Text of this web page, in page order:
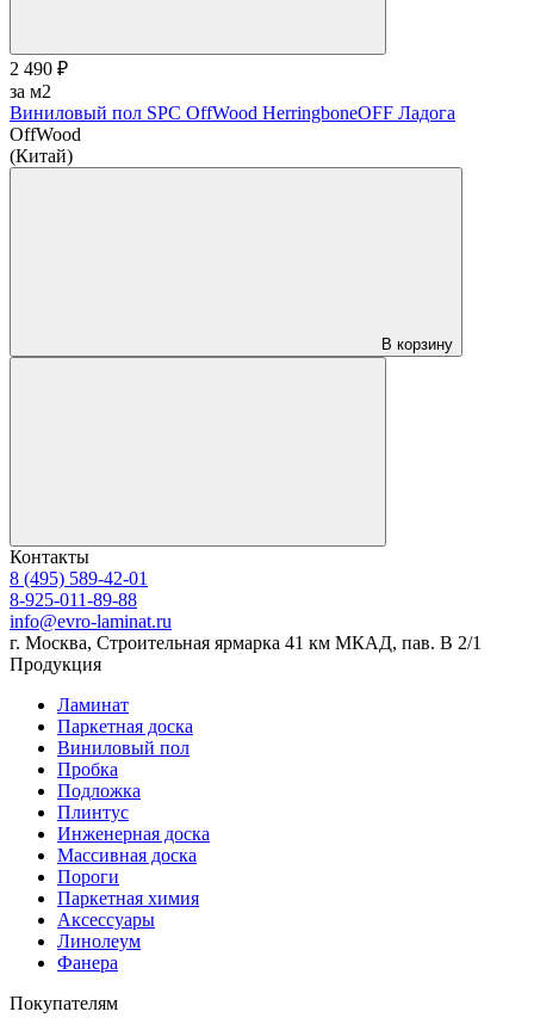
2 490 ₽
за м2
Виниловый пол SPC OffWood HerringboneOFF Ладога
OffWood
(Китай)
В корзину
Контакты
8 (495) 589-42-01
8-925-011-89-88
info@evro-laminat.ru
г. Москва, Строительная ярмарка 41 км МКАД, пав. В 2/1
Продукция
Ламинат
Паркетная доска
Виниловый пол
Пробка
Подложка
Плинтус
Инженерная доска
Массивная доска
Пороги
Паркетная химия
Аксессуары
Линолеум
Фанера
Покупателям